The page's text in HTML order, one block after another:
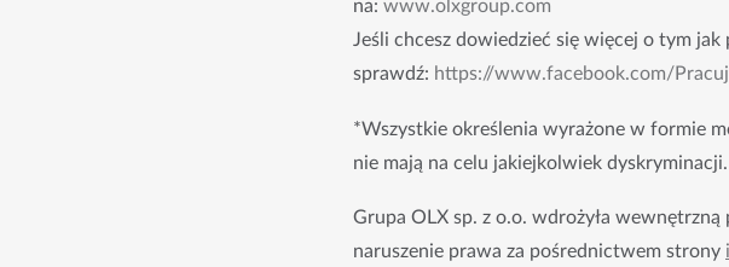
na: www.olxgroup.com
Jeśli chcesz dowiedzieć się więcej o tym
sprawdź: https://www.facebook.com/
*Wszystkie określenia wyrażone w formie
nie mają na celu jakiejkolwiek dyskryminacji.
Grupa OLX sp. z o.o. wdrożyła wewnętrzną
naruszenie prawa za pośrednictwem strony